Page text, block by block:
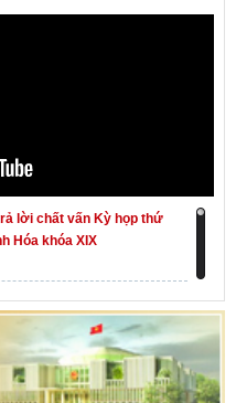
lời chất vấn Kỳ họp thứ
Hóa khóa XIX
Nhất, Quốc hội khóa XVI
bỏ phiếu bầu cử ĐBQH